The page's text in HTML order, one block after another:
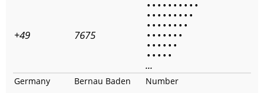
+49 7675
• • • • • • • • • •
• • • • • • • • •
• • • • • • • •
• • • • • • •
• • • • • •
• • • • •
...
Germany Bernau Baden Number